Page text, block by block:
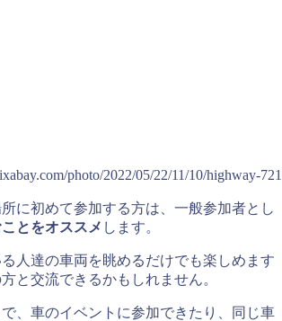
photo/2022/05/22/11/10/highway-
に初めて参加する方は、一般参加者とし
とをオススメ します。
人達の車両を眺めるだけでも楽しめます
と交流できるかもしれません。
、車のイベントに参加できたり、同じ車